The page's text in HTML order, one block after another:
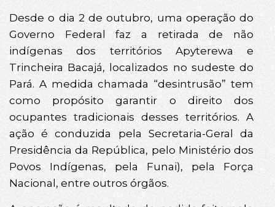
Desde o dia 2 de outubro, uma operação do
Governo Federal faz a retirada de não
indígenas dos territórios Apyterewa e
Trincheira Bacajá, localizados no sudeste do
Pará. A medida chamada “desintrusão” tem
como propósito garantir o direito dos
ocupantes tradicionais desses territórios. A
ação é conduzida pela Secretaria-Geral da
Presidência da República, pelo Ministério dos
Povos Indígenas, pela Funai), pela Força
Nacional, entre outros órgãos.